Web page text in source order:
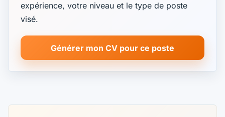
expérience, votre niveau et le type de poste
visé.
Générer mon CV pour ce poste